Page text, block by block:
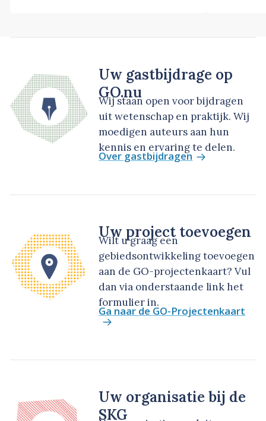
Uw gastbijdrage op
GO.nu
Wij staan open voor bijdragen
uit wetenschap en praktijk. Wij
moedigen auteurs aan hun
kennis en ervaring te delen.
Over gastbijdragen
Uw project toevoegen
Wilt u graag een
gebiedsontwikkeling toevoegen
aan de GO-projectenkaart? Vul
dan via onderstaande link het
formulier in.
Ga naar de GO-Projectenkaart
Uw organisatie bij de
SKG